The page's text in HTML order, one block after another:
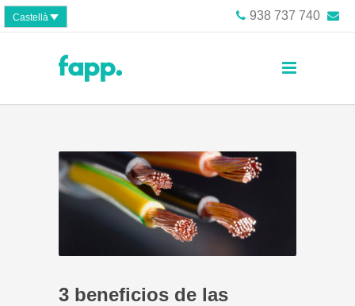
Castellà 938 737 740
3 beneficios de las